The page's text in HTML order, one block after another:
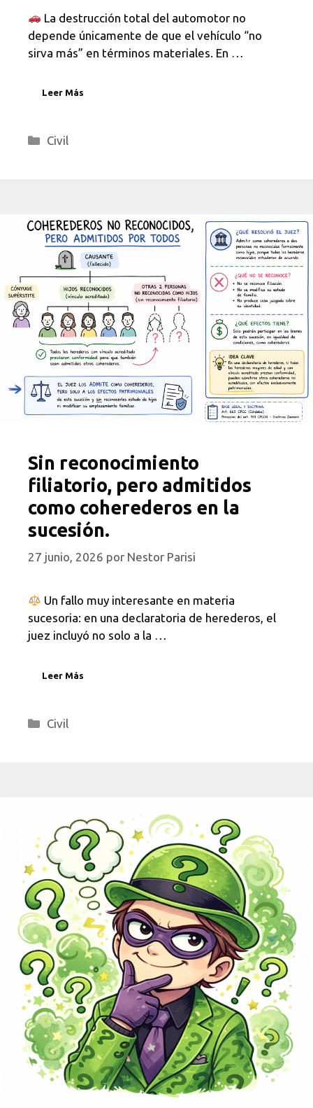
La destrucción total del automotor no
depende únicamente de que el vehículo “no
sirva más” en términos materiales. En …
Leer Más
Categorías
Civil
Sin reconocimiento
filiatorio, pero admitidos
como coherederos en la
sucesión.
27 junio, 2026 por Nestor Parisi
Un fallo muy interesante en materia
sucesoria: en una declaratoria de herederos, el
juez incluyó no solo a la …
Leer Más
Categorías
Civil